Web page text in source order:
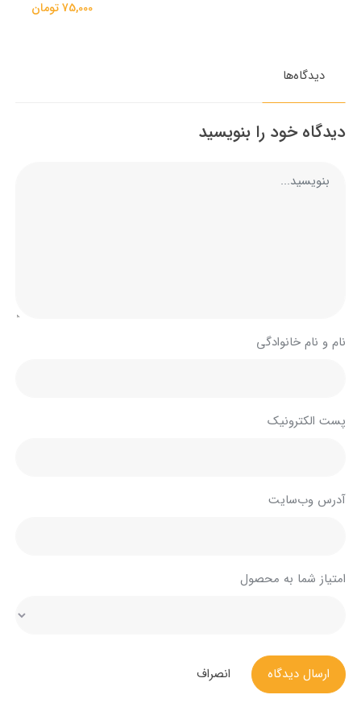
75,000 تومان
دیدگاه‌ها
دیدگاه خود را بنویسید
نام و نام خانوادگی
پست الکترونیک
آدرس وب‌سایت
امتیاز شما به محصول
ارسال دیدگاه انصراف